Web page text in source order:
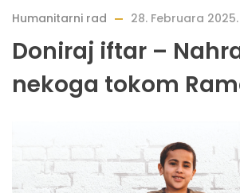
Humanitarni rad 28. Februara 2025.
Doniraj iftar –
nekoga tokom